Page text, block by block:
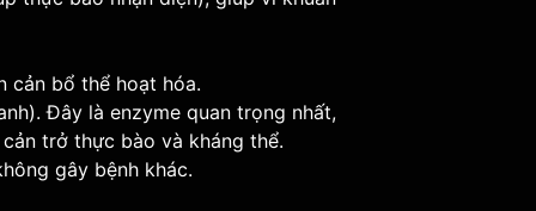
cản bổ thể hoạt hóa.
Đây là enzyme quan trọng nhất,
trở thực bào và kháng thể.
gây bệnh khác.